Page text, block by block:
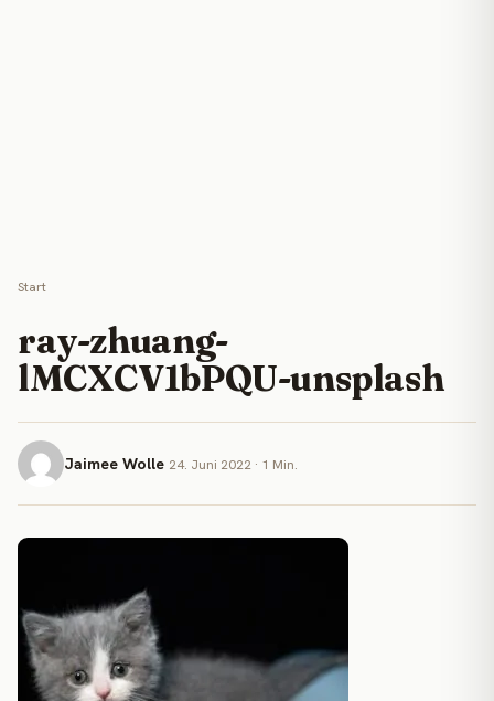
Start
ray-zhuang-
lMCXCV1bPQU-unsplash
Jaimee Wolle 24. Juni 2022 · 1 Min.